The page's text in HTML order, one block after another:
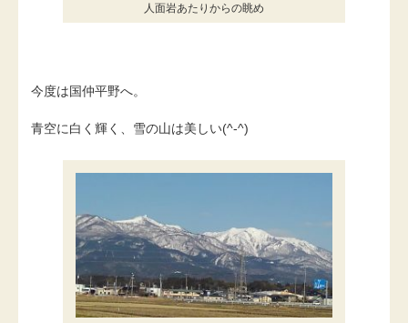
人面岩あたりからの眺め
今度は国仲平野へ。
青空に白く輝く、雪の山は美しい(^-^)